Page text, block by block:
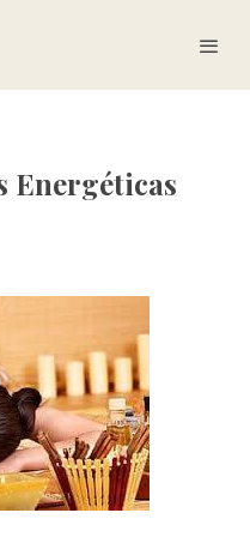
Energéticas